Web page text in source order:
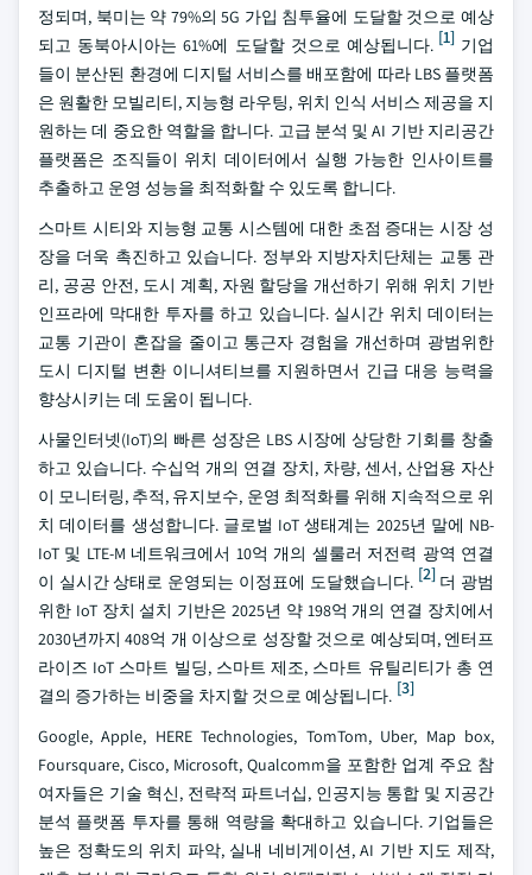
정되며, 북미는 약 79%의 5G 가입 침투율에 도달할 것으로 예상
되고 동북아시아는 61%에 도달할 것으로 예상됩니다. [1]기업
들이 분산된 환경에 디지털 서비스를 배포함에 따라 LBS 플랫폼
은 원활한 모빌리티, 지능형 라우팅, 위치 인식 서비스 제공을 지
원하는 데 중요한 역할을 합니다. 고급 분석 및 AI 기반 지리공간
플랫폼은 조직들이 위치 데이터에서 실행 가능한 인사이트를
추출하고 운영 성능을 최적화할 수 있도록 합니다.
스마트 시티와 지능형 교통 시스템에 대한 초점 증대는 시장 성
장을 더욱 촉진하고 있습니다. 정부와 지방자치단체는 교통 관
리, 공공 안전, 도시 계획, 자원 할당을 개선하기 위해 위치 기반
인프라에 막대한 투자를 하고 있습니다. 실시간 위치 데이터는
교통 기관이 혼잡을 줄이고 통근자 경험을 개선하며 광범위한
도시 디지털 변환 이니셔티브를 지원하면서 긴급 대응 능력을
향상시키는 데 도움이 됩니다.
사물인터넷(IoT)의 빠른 성장은 LBS 시장에 상당한 기회를 창출
하고 있습니다. 수십억 개의 연결 장치, 차량, 센서, 산업용 자산
이 모니터링, 추적, 유지보수, 운영 최적화를 위해 지속적으로 위
치 데이터를 생성합니다. 글로벌 IoT 생태계는 2025년 말에 NB-
IoT 및 LTE-M 네트워크에서 10억 개의 셀룰러 저전력 광역 연결
이 실시간 상태로 운영되는 이정표에 도달했습니다. [2]더 광범
위한 IoT 장치 설치 기반은 2025년 약 198억 개의 연결 장치에서
2030년까지 408억 개 이상으로 성장할 것으로 예상되며, 엔터프
라이즈 IoT 스마트 빌딩, 스마트 제조, 스마트 유틸리티가 총 연
결의 증가하는 비중을 차지할 것으로 예상됩니다. [3]
Google, Apple, HERE Technologies, TomTom, Uber, Map box,
Foursquare, Cisco, Microsoft, Qualcomm을 포함한 업계 주요 참
여자들은 기술 혁신, 전략적 파트너십, 인공지능 통합 및 지공간
분석 플랫폼 투자를 통해 역량을 확대하고 있습니다. 기업들은
높은 정확도의 위치 파악, 실내 네비게이션, AI 기반 지도 제작,